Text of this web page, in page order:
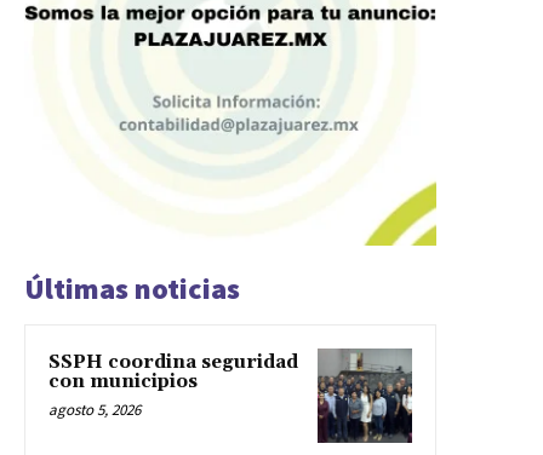
Últimas noticias
SSPH coordina seguridad
con municipios
agosto 5, 2026